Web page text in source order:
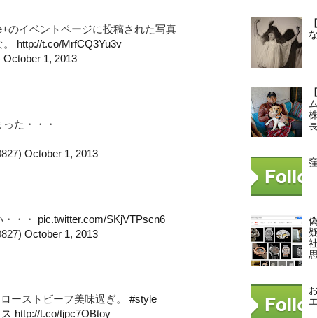
のイベントページに投稿された写真
http://t.co/MrfCQ3Yu3v
October 1, 2013
た・・・
October 1, 2013
・・ pic.twitter.com/SKjVTPscn6
October 1, 2013
ーストビーフ美味過ぎ。 #style
http://t.co/tjpc7OBtoy